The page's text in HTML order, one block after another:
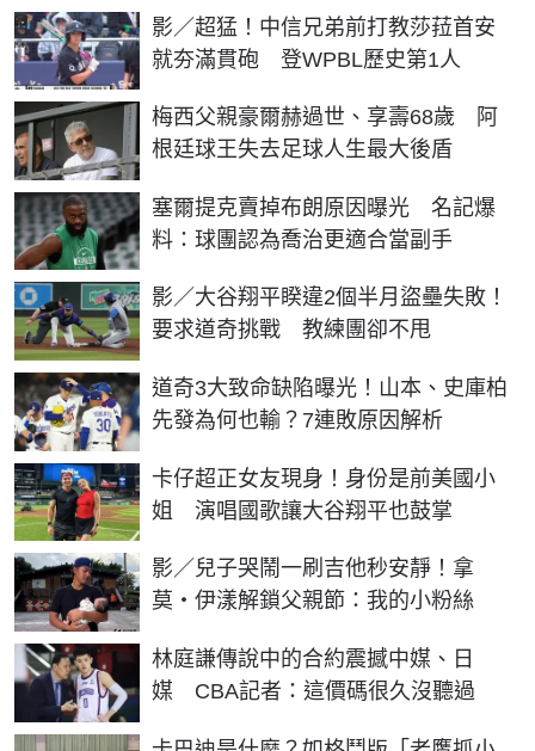
影／超猛！中信兄弟前打教莎菈首安
就夯滿貫砲 登WPBL歷史第1人
梅西父親豪爾赫過世、享壽68歲 阿
根廷球王失去足球人生最大後盾
塞爾提克賣掉布朗原因曝光 名記爆
料：球團認為喬治更適合當副手
影／大谷翔平睽違2個半月盜壘失敗！
要求道奇挑戰 教練團卻不甩
道奇3大致命缺陷曝光！山本、史庫柏
先發為何也輸？7連敗原因解析
卡仔超正女友現身！身份是前美國小
姐 演唱國歌讓大谷翔平也鼓掌
影／兒子哭鬧一刷吉他秒安靜！拿
莫・伊漾解鎖父親節：我的小粉絲
林庭謙傳說中的合約震撼中媒、日
媒 CBA記者：這價碼很久沒聽過